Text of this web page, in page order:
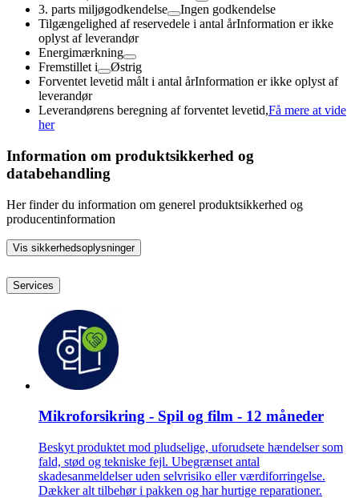
3. parts miljøgodkendelse
Ingen godkendelse
Tilgængelighed af reservedele i antal årInformation er ikke
oplyst af leverandør
Energimærkning
Fremstillet i
Østrig
Forventet levetid målt i antal årInformation er ikke oplyst af
leverandør
Leverandørens beregning af forventet levetid,Få mere at vide
her
Information om produktsikkerhed og
databehandling
Her finder du information om generel produktsikkerhed og
producentinformation
Vis sikkerhedsoplysninger
Services
Mikroforsikring - Spil og film - 12 måneder
Beskyt produktet mod pludselige, uforudsete hændelser som
fald, stød og tekniske fejl. Ubegrænset antal
skadesanmeldelser uden selvrisiko eller værdiforringelse.
Dækker alt tilbehør i pakken og har hurtige reparationer.